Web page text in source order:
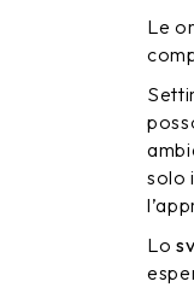
Le
solo
Lo